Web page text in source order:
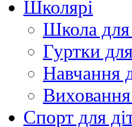
Школярі
Школа для
Гуртки
Навчання
Виховання
Спорт для